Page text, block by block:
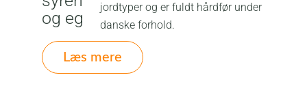
jordtyper og er fuldt hårdfør under
danske forhold.
Læs mere